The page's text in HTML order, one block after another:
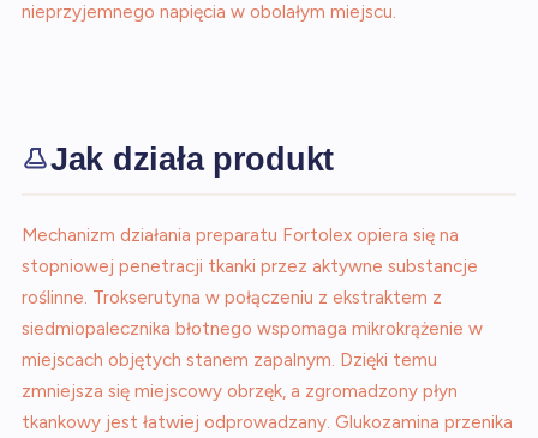
nieprzyjemnego napięcia w obolałym miejscu.
Jak działa produkt
Mechanizm działania preparatu Fortolex opiera się na
stopniowej penetracji tkanki przez aktywne substancje
roślinne. Trokserutyna w połączeniu z ekstraktem z
siedmiopalecznika błotnego wspomaga mikrokrążenie w
miejscach objętych stanem zapalnym. Dzięki temu
zmniejsza się miejscowy obrzęk, a zgromadzony płyn
tkankowy jest łatwiej odprowadzany. Glukozamina przenika